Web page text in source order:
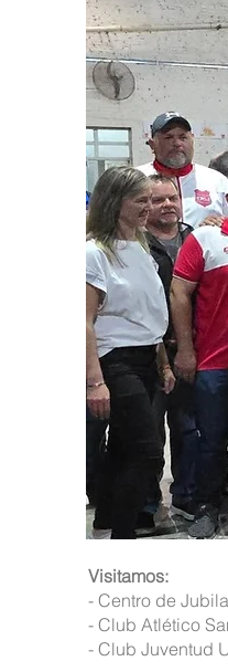
Visitamos:
- Centro de
- Club Atlético
- Club Juventud